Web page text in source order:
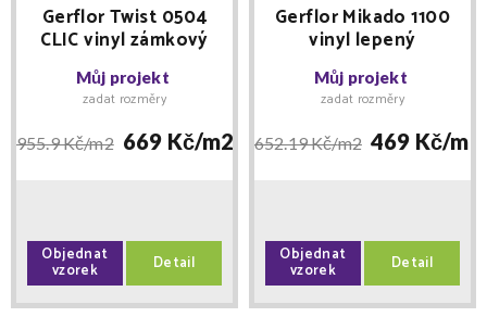
Gerflor Twist 0504
CLIC vinyl zámkový
150x940x4mm
Můj projekt
zadat rozměry
955.9 Kč/m2 669 Kč/m2
Objednat
vzorek Detail
Gerflor Mikado 1100
vinyl lepený
DOPRODEJ 6 balení
Můj projekt
zadat rozměry
652.19 Kč/m2 469 Kč/m2
Objednat
vzorek Detail